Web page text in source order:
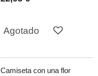
Agotado
Camiseta con una flor